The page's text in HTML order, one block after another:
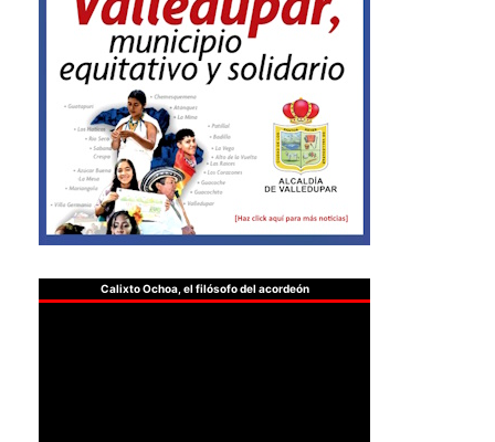
Calixto Ochoa, el filósofo del acordeón